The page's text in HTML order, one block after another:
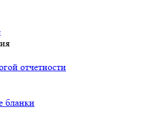
отчетности
бланки